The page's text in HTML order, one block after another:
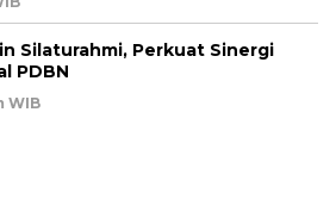
Silaturahmi, Perkuat Sinergi
PDBN
WIB